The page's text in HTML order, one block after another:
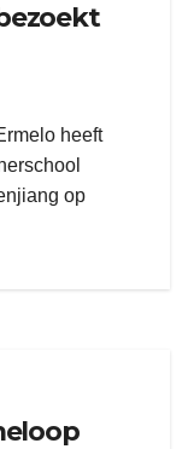
heeft
op